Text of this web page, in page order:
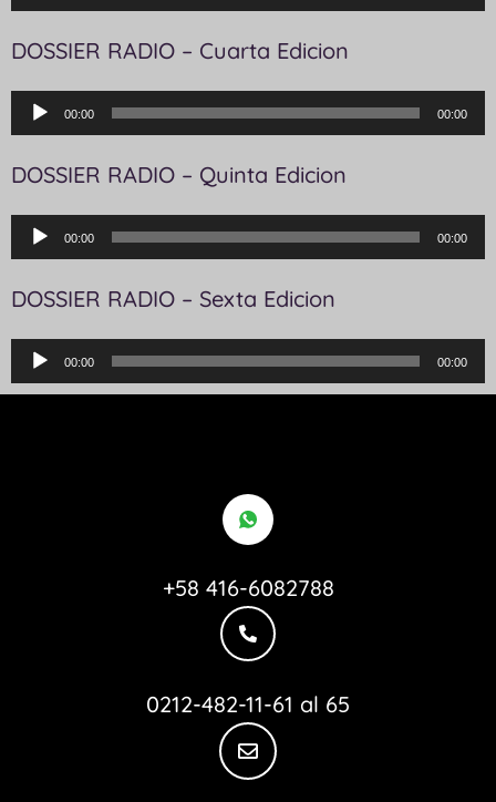
de
audio
DOSSIER RADIO – Cuarta Edicion
Reproductor
de
audio
00:00 00:00
DOSSIER RADIO – Quinta Edicion
Reproductor
de
audio
00:00 00:00
DOSSIER RADIO – Sexta Edicion
Reproductor
de
00:00 00:00
+58 416-6082788
0212-482-11-61 al 65